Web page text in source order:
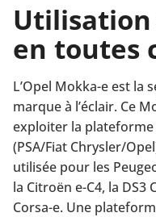
en toutes
L’Opel Mokka-e est la
marque à l’éclair. Ce
exploiter la plateforme
(PSA/Fiat Chrysler/
utilisée pour les
la Citroën e-C4, la DS3
Corsa-e. Une